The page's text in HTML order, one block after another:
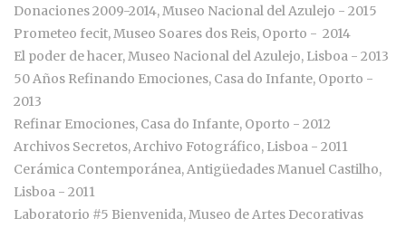
Donaciones 2009-2014, Museo Nacional del Azulejo - 2015
Prometeo fecit, Museo Soares dos Reis, Oporto - 2014
El poder de hacer, Museo Nacional del Azulejo, Lisboa - 2013
50 Años Refinando Emociones, Casa do Infante, Oporto -
2013
Refinar Emociones, Casa do Infante, Oporto - 2012
Archivos Secretos, Archivo Fotográfico, Lisboa - 2011
Cerámica Contemporánea, Antigüedades Manuel Castilho,
Lisboa - 2011
Laboratorio #5 Bienvenida, Museo de Artes Decorativas